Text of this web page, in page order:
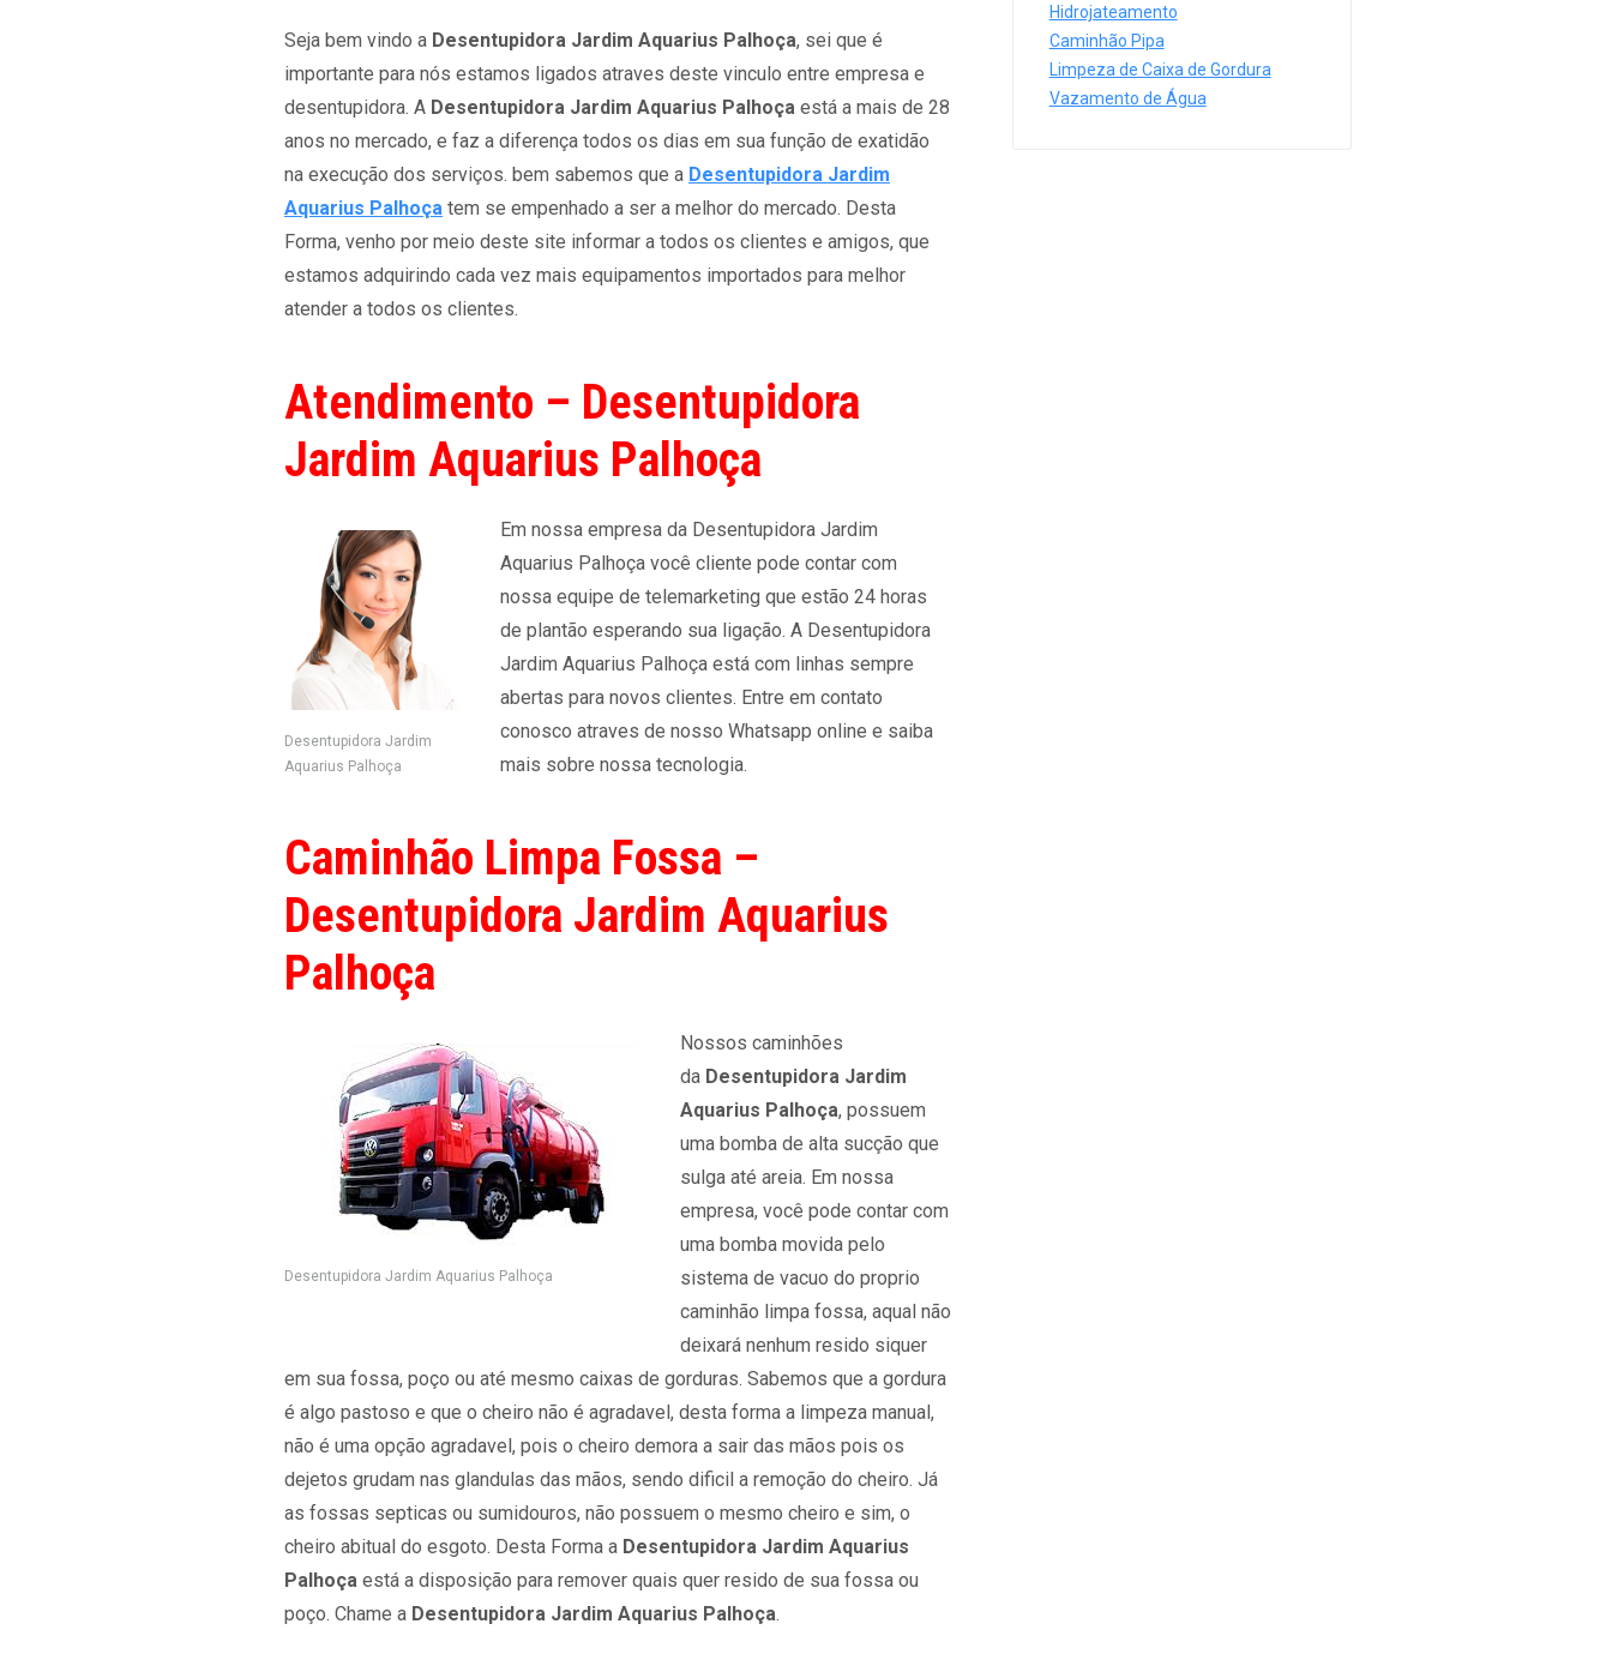
Seja bem vindo a Desentupidora Jardim Aquarius Palhoça, sei que é
importante para nós estamos ligados atraves deste vinculo entre empresa e
desentupidora. A Desentupidora Jardim Aquarius Palhoça está a mais de 28
anos no mercado, e faz a diferença todos os dias em sua função de exatidão
na execução dos serviços. bem sabemos que a Desentupidora Jardim
Aquarius Palhoça tem se empenhado a ser a melhor do mercado. Desta
Forma, venho por meio deste site informar a todos os clientes e amigos, que
estamos adquirindo cada vez mais equipamentos importados para melhor
atender a todos os clientes.
Atendimento – Desentupidora
Jardim Aquarius Palhoça
Desentupidora Jardim
Aquarius Palhoça
Em nossa empresa da Desentupidora Jardim
Aquarius Palhoça você cliente pode contar com
nossa equipe de telemarketing que estão 24 horas
de plantão esperando sua ligação. A Desentupidora
Jardim Aquarius Palhoça está com linhas sempre
abertas para novos clientes. Entre em contato
conosco atraves de nosso Whatsapp online e saiba
mais sobre nossa tecnologia.
Caminhão Limpa Fossa –
Desentupidora Jardim Aquarius
Palhoça
Desentupidora Jardim Aquarius Palhoça
Nossos caminhões
da Desentupidora Jardim
Aquarius Palhoça, possuem
uma bomba de alta sucção que
sulga até areia. Em nossa
empresa, você pode contar com
uma bomba movida pelo
sistema de vacuo do proprio
caminhão limpa fossa, aqual não
deixará nenhum resido siquer
em sua fossa, poço ou até mesmo caixas de gorduras. Sabemos que a gordura
é algo pastoso e que o cheiro não é agradavel, desta forma a limpeza manual,
não é uma opção agradavel, pois o cheiro demora a sair das mãos pois os
dejetos grudam nas glandulas das mãos, sendo dificil a remoção do cheiro. Já
as fossas septicas ou sumidouros, não possuem o mesmo cheiro e sim, o
cheiro abitual do esgoto. Desta Forma a Desentupidora Jardim Aquarius
Palhoça está a disposição para remover quais quer resido de sua fossa ou
poço. Chame a Desentupidora Jardim Aquarius Palhoça.
Hidrojateamento
Caminhão Pipa
Limpeza de Caixa de Gordura
Vazamento de Água